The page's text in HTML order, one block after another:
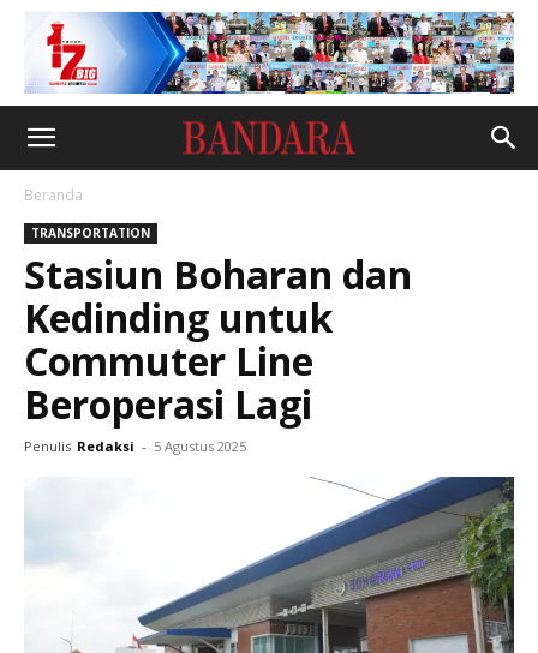
Beranda
TRANSPORTATION
Stasiun Boharan dan
Kedinding untuk
Commuter Line
Beroperasi Lagi
Penulis Redaksi - 5 Agustus 2025